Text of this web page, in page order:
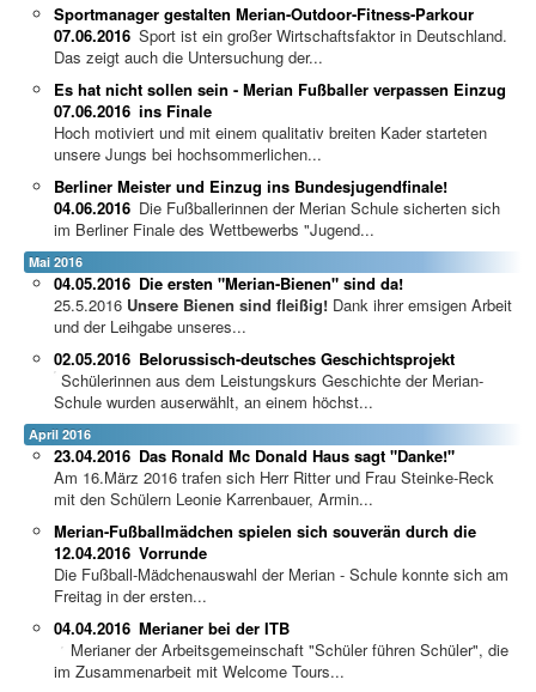
Sportmanager gestalten Merian-Outdoor-Fitness-Parkour
07.06.2016 Sport ist ein großer Wirtschaftsfaktor in Deutschland.
Das zeigt auch die Untersuchung der...
Es hat nicht sollen sein - Merian Fußballer verpassen Einzug
ins Finale
07.06.2016
Hoch motiviert und mit einem qualitativ breiten Kader starteten
unsere Jungs bei hochsommerlichen...
Berliner Meister und Einzug ins Bundesjugendfinale!
04.06.2016 Die Fußballerinnen der Merian Schule sicherten sich
im Berliner Finale des Wettbewerbs "Jugend...
Mai 2016
Die ersten "Merian-Bienen" sind da!
04.05.2016
25.5.2016 Unsere Bienen sind fleißig! Dank ihrer emsigen Arbeit
und der Leihgabe unseres...
Belorussisch-deutsches Geschichtsprojekt
02.05.2016
Schülerinnen aus dem Leistungskurs Geschichte der Merian-
Schule wurden auserwählt, an einem höchst...
April 2016
Das Ronald Mc Donald Haus sagt "Danke!"
23.04.2016
Am 16.März 2016 trafen sich Herr Ritter und Frau Steinke-Reck
mit den Schülern Leonie Karrenbauer, Armin...
Merian-Fußballmädchen spielen sich souverän durch die
Vorrunde
12.04.2016
Die Fußball-Mädchenauswahl der Merian - Schule konnte sich am
Freitag in der ersten...
Merianer bei der ITB
04.04.2016
Merianer der Arbeitsgemeinschaft "Schüler führen Schüler", die
im Zusammenarbeit mit Welcome Tours...